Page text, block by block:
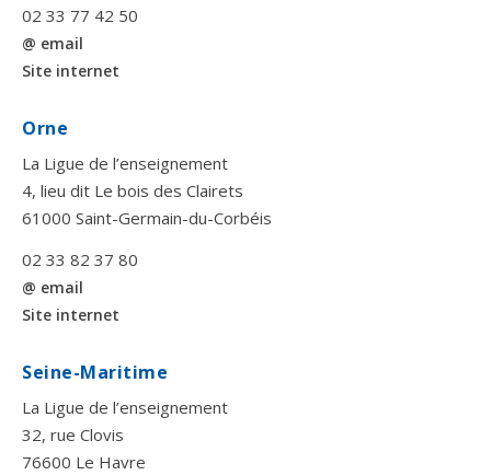
02 33 77 42 50
@ email
Site internet
Orne
La Ligue de l’enseignement
4, lieu dit Le bois des Clairets
61000 Saint-Germain-du-Corbéis
02 33 82 37 80
@ email
Site internet
Seine-Maritime
La Ligue de l’enseignement
32, rue Clovis
76600 Le Havre